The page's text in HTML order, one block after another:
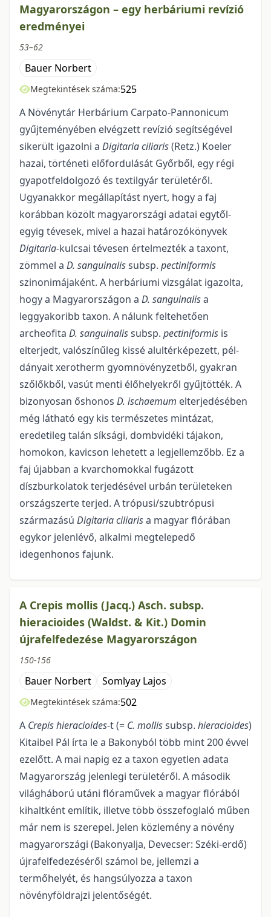
Magyarországon – egy herbáriumi revízió
eredményei
53–62
Bauer Norbert
Megtekintések száma:525
A Növénytár Herbárium Carpato-Pannonicum
gyűjteményében elvégzett revízió segít­ségével
sikerült igazolni a Digitaria ciliaris(Retz.) Koeler
hazai, történeti előfordulását Győrből, egy régi
gyapotfeldolgozó és textilgyár területéről.
Ugyanakkor megállapítást nyert, hogy a faj
korábban közölt magyarországi adatai egytől-
egyig tévesek, mivel a hazai határozókönyvek
Digitaria-kulcsai tévesen értelmezték a taxont,
zömmel a D. sanguinalissubsp. pectiniformis
szinonimájaként. A herbári­umi vizsgálat igazolta,
hogy a Magyarországon a D. sanguinalisa
leggyakoribb taxon. A nálunk feltehe­tően
archeofita D. sanguinalissubsp. pectiniformis is
elterjedt, valószínűleg kissé alultérképezett, pél­
dányait xerotherm gyomnövényzetből, gyakran
szőlőkből, vasút menti élőhelyekről gyűjtötték. A
bizo­nyosan őshonos D. ischaemum elterjedésében
még látható egy kis természetes mintázat,
eredetileg talán síksági, dombvidéki tájakon,
homokon, kavicson lehetett a legjellemzőbb. Ez a
faj újabban a kvarchomokkal fugázott
díszburkolatok terjedésével urbán területeken
országszerte terjed. A trópu­si/szubtrópusi
származású Digitaria ciliarisa magyar flórában
egykor jelenlévő, alkalmi megtelepedő
idegenhonos fajunk.
A Crepis mollis (Jacq.) Asch. subsp.
hieracioides (Waldst. & Kit.) Domin
újrafelfedezése Magyarországon
150-156
Bauer Norbert Somlyay Lajos
Megtekintések száma:502
A Crepis hieracioides-t (= C. mollissubsp. hieracioides)
Kitaibel Pál írta le a Bakonyból több mint 200 évvel
ezelőtt. A mai napig ez a taxon egyetlen adata
Magyarország jelenlegi területéről. A második
világháború utáni flóraművek a magyar flórából
kihaltként említik, illetve több összefoglaló műben
már nem is szerepel. Jelen közlemény a növény
magyarországi (Bakonyalja, Devecser: Széki-erdő)
újrafelfedezéséről számol be, jellemzi a
termőhelyét, és hangsúlyozza a taxon
növényföldrajzi jelentőségét.